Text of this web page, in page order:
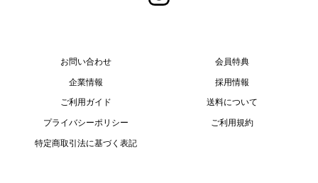
お問い合わせ
企業情報
ご利用ガイド
プライバシーポリシー
特定商取引法に基づく表記
会員特典
採用情報
送料について
ご利用規約